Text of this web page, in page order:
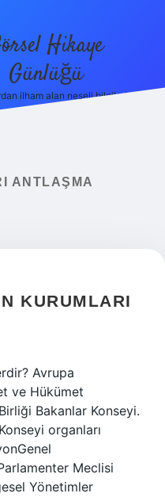
Hikaye
Günlüğü
ilham alan neşeli bilgiler!
ANTLAŞMA
KURUMLARI
Avrupa
ve Hükümet
Bakanlar Konseyi.
organları
Meclisi
Yönetimler